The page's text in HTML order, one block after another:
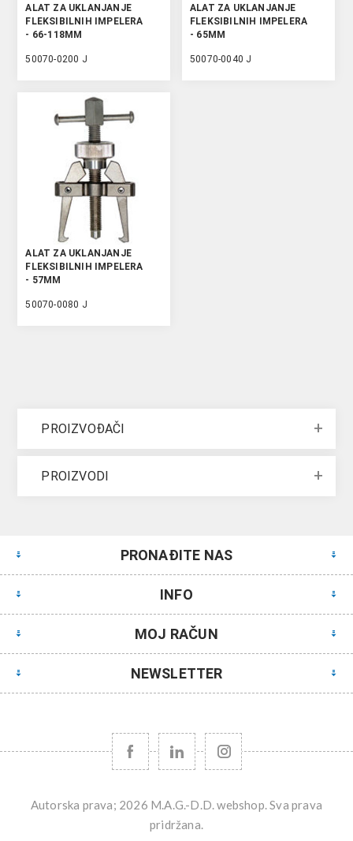
ALAT ZA UKLANJANJE
FLEKSIBILNIH IMPELERA
- 66-118MM
50070-0200 J
ALAT ZA UKLANJANJE
FLEKSIBILNIH IMPELERA
- 65MM
50070-0040 J
ALAT ZA UKLANJANJE
FLEKSIBILNIH IMPELERA
- 57MM
50070-0080 J
PROIZVOĐAČI
PROIZVODI
PRONAĐITE NAS
INFO
MOJ RAČUN
NEWSLETTER
Autorska prava; 2026 M.A.G.-D.D. webshop. Sva prava
pridržana.